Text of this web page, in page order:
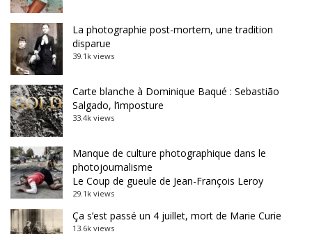
La photographie post-mortem, une tradition
disparue
39.1k views
Carte blanche à Dominique Baqué : Sebastião
Salgado, l’imposture
33.4k views
Manque de culture photographique dans le
photojournalisme
Le Coup de gueule de Jean-François Leroy
29.1k views
Ça s’est passé un 4 juillet, mort de Marie Curie
13.6k views